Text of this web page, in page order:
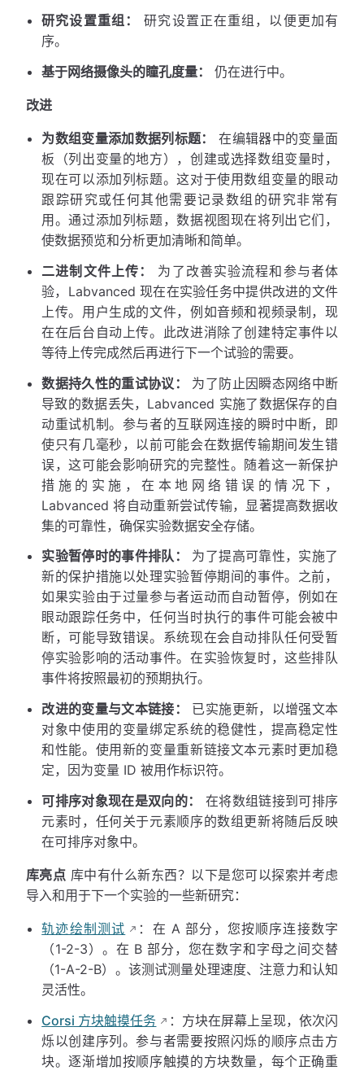
研究设置重组：
研究设置正在重组，以便更加有
序。
基于网络摄像头的瞳孔度量：
仍在进行中。
改进
为数组变量添加数据列标题：
在编辑器中的变量面
板（列出变量的地方），创建或选择数组变量时，
现在可以添加列标题。这对于使用数组变量的眼动
跟踪研究或任何其他需要记录数组的研究非常有
用。通过添加列标题，数据视图现在将列出它们，
使数据预览和分析更加清晰和简单。
二进制文件上传：
为了改善实验流程和参与者体
验，Labvanced 现在在实验任务中提供改进的文件
上传。用户生成的文件，例如音频和视频录制，现
在在后台自动上传。此改进消除了创建特定事件以
等待上传完成然后再进行下一个试验的需要。
数据持久性的重试协议：
为了防止因瞬态网络中断
导致的数据丢失，Labvanced 实施了数据保存的自
动重试机制。参与者的互联网连接的瞬时中断，即
使只有几毫秒，以前可能会在数据传输期间发生错
误，这可能会影响研究的完整性。随着这一新保护
措施的实施，在本地网络错误的情况下，
Labvanced 将自动重新尝试传输，显著提高数据收
集的可靠性，确保实验数据安全存储。
实验暂停时的事件排队：
为了提高可靠性，实施了
新的保护措施以处理实验暂停期间的事件。之前，
如果实验由于过量参与者运动而自动暂停，例如在
眼动跟踪任务中，任何当时执行的事件可能会被中
断，可能导致错误。系统现在会自动排队任何受暂
停实验影响的活动事件。在实验恢复时，这些排队
事件将按照最初的预期执行。
改进的变量与文本链接：
已实施更新，以增强文本
对象中使用的变量绑定系统的稳健性，提高稳定性
和性能。使用新的变量重新链接文本元素时更加稳
定，因为变量 ID 被用作标识符。
可排序对象现在是双向的：
在将数组链接到可排序
元素时，任何关于元素顺序的数组更新将随后反映
在可排序对象中。
库亮点 库中有什么新东西？以下是您可以探索并考虑
导入和用于下一个实验的一些新研究：
轨迹绘制测试
：在 A 部分，您按顺序连接数字
（1-2-3）。在 B 部分，您在数字和字母之间交替
（1-A-2-B）。该测试测量处理速度、注意力和认知
灵活性。
Corsi 方块触摸任务
：方块在屏幕上呈现，依次闪
烁以创建序列。参与者需要按照闪烁的顺序点击方
块。逐渐增加按顺序触摸的方块数量，每个正确重